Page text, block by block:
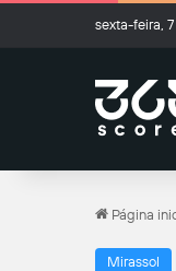
sexta-feira,
Página
Mirassol